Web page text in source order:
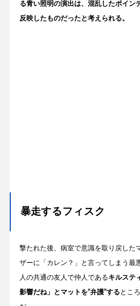
る青い照明の演出は、混乱したポイン
反映したものだったと考えられる。
暴走するフィスク
撃たれた後、病室で意識を取り戻した
ザーに「カレン？」と言ってしまう最
人の共通の友人で仲人であるキルステ
影響だね」とマットを“弁護”する とこ